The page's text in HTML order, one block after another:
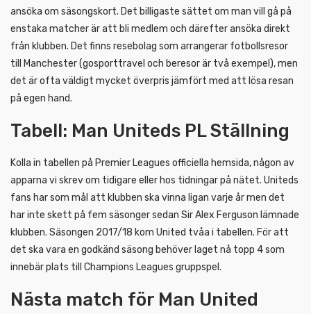
ansöka om säsongskort. Det billigaste sättet om man vill gå på
enstaka matcher är att bli medlem och därefter ansöka direkt
från klubben. Det finns resebolag som arrangerar fotbollsresor
till Manchester (gosporttravel och beresor är två exempel), men
det är ofta väldigt mycket överpris jämfört med att lösa resan
på egen hand.
Tabell: Man Uniteds PL Ställning
Kolla in tabellen på Premier Leagues officiella hemsida, någon av
apparna vi skrev om tidigare eller hos tidningar på nätet. Uniteds
fans har som mål att klubben ska vinna ligan varje år men det
har inte skett på fem säsonger sedan Sir Alex Ferguson lämnade
klubben. Säsongen 2017/18 kom United tvåa i tabellen. För att
det ska vara en godkänd säsong behöver laget nå topp 4 som
innebär plats till Champions Leagues gruppspel.
Nästa match för Man United